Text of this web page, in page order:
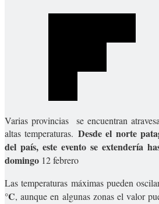
Varias provincias se encuentran
altas temperaturas. Desde el norte
del país, este evento se extendería
domingo 12 febrero
Las temperaturas máximas pueden
°C, aunque en algunas zonas el valor